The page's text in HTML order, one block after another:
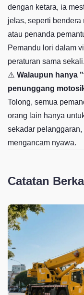
dengan ketara, ia
jelas, seperti bendera
atau penanda
Pemandu lori dalam
peraturan sama sekali.
⚠️ Walaupun hanya
penunggang
Tolong, semua
orang lain hanya
sekadar
mengancam nyawa.
Catatan